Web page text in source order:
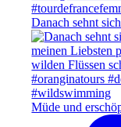
Danach sehnt
Müde und